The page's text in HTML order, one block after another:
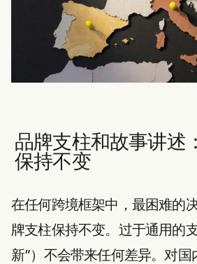
品牌支柱和故事讲述
保持不变
在任何跨境框架中，最困难的
牌支柱保持不变。过于通用的
新”）不会带来任何差异。对